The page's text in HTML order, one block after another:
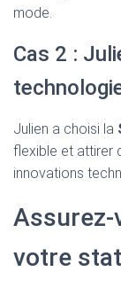
mode.
Cas 2 :
Julien a choisi la
flexible et attirer
innovations
Assurez-
votre